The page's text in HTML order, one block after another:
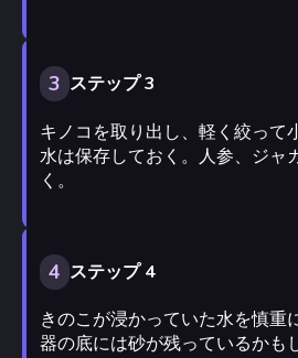
3 ステップ 3
キノコを取り出し、軽く絞って
水は保存しておく。人参、ジャ
く。
4 ステップ 4
きのこが浸かっていた水を慎重
器の底には砂が残っているかも